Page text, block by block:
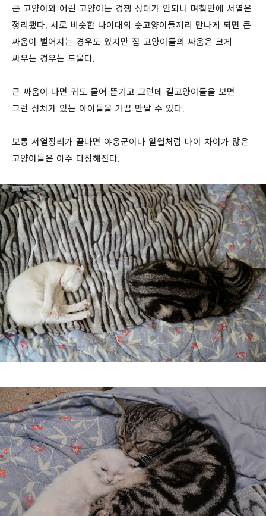
큰 고양이와 어린 고양이는 경쟁 상대가 안되니 며칠만에 서열은
정리됐다. 서로 비슷한 나이대의 숫고양이들끼리 만나게 되면 큰
싸움이 벌어지는 경우도 있지만 집 고양이들의 싸움은 크게
싸우는 경우는 드물다.
큰 싸움이 나면 귀도 물어 뜯기고 그런데 길고양이들을 보면
그런 상처가 있는 아이들을 가끔 만날 수 있다.
보통 서열정리가 끝나면 야웅군이나 일월처럼 나이 차이가 많은
고양이들은 아주 다정해진다.